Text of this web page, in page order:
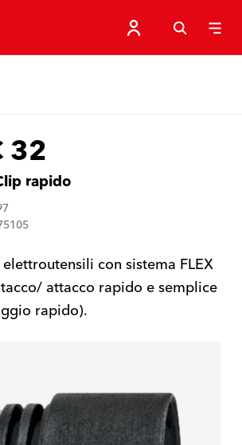
32
rapido
con sistema FLEX
attacco rapido e semplice
rapido).